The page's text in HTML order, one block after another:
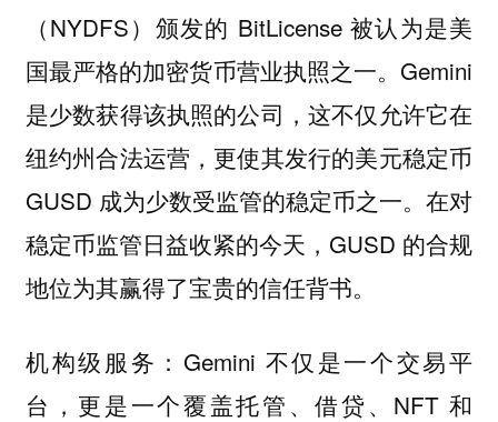
（NYDFS）颁发的 BitLicense 被认为是美
国最严格的加密货币营业执照之一。Gemini
是少数获得该执照的公司，这不仅允许它在
纽约州合法运营，更使其发行的美元稳定币
GUSD 成为少数受监管的稳定币之一。在对
稳定币监管日益收紧的今天，GUSD 的合规
地位为其赢得了宝贵的信任背书。
机构级服务：Gemini 不仅是一个交易平
台，更是一个覆盖托管、借贷、NFT 和